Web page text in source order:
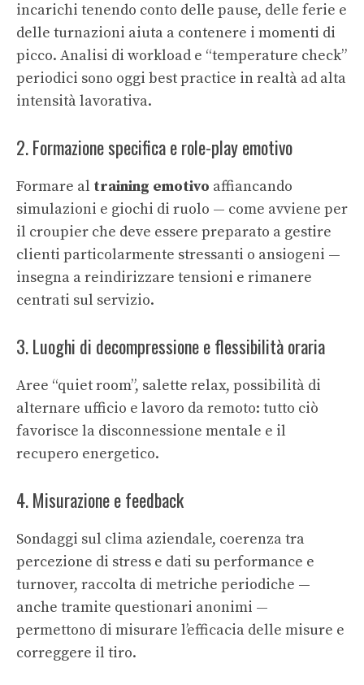
incarichi tenendo conto delle pause, delle ferie e
delle turnazioni aiuta a contenere i momenti di
picco. Analisi di workload e “temperature check”
periodici sono oggi best practice in realtà ad alta
intensità lavorativa.
2. Formazione specifica e role-play emotivo
Formare al training emotivo affiancando
simulazioni e giochi di ruolo — come avviene per
il croupier che deve essere preparato a gestire
clienti particolarmente stressanti o ansiogeni —
insegna a reindirizzare tensioni e rimanere
centrati sul servizio.
3. Luoghi di decompressione e flessibilità oraria
Aree “quiet room”, salette relax, possibilità di
alternare ufficio e lavoro da remoto: tutto ciò
favorisce la disconnessione mentale e il
recupero energetico.
4. Misurazione e feedback
Sondaggi sul clima aziendale, coerenza tra
percezione di stress e dati su performance e
turnover, raccolta di metriche periodiche —
anche tramite questionari anonimi —
permettono di misurare l’efficacia delle misure e
correggere il tiro.